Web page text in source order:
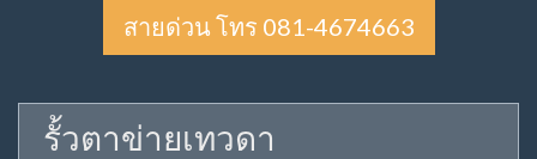
สายด่วน โทร 081-4674663
รั้วตาข่ายเทวดา